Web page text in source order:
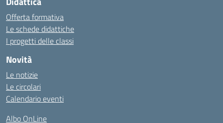
Offerta formativa
Le schede didattiche
I progetti delle classi
Novità
Le notizie
Le circolari
Calendario eventi
Albo OnLine